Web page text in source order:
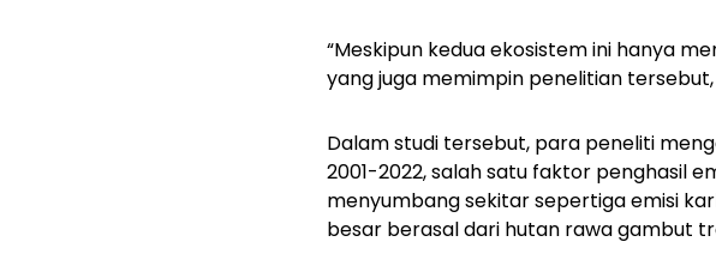
“Meskipun kedua ekosistem ini hanya
yang juga memimpin penelitian tersebut,
Dalam studi tersebut, para peneliti
2001-2022, salah satu faktor penghasil
menyumbang sekitar sepertiga emisi
besar berasal dari hutan rawa gambut